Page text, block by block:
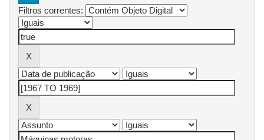
Filtros correntes: